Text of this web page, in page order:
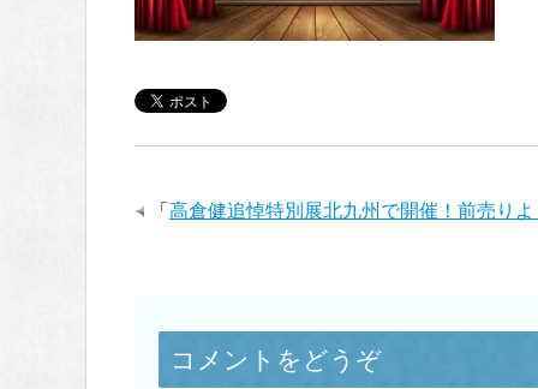
「 高倉健追悼特別展北九州で開催！前売り
コメントをどうぞ